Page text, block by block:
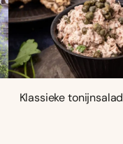
Klassieke